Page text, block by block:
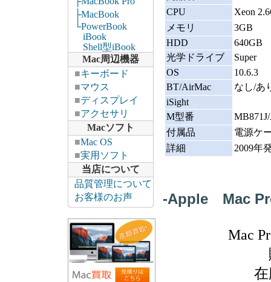
├MacBook
└PowerBook
iBook
Shell型iBook
Mac周辺機器
■キーボード
■マウス
■ディスプレイ
■アクセサリ
Macソフト
■Mac OS
■実用ソフト
当店について
品質管理について
お客様のお声
CPU
Xeon
メモリ
3GB
HDD
640GB
光学ドライブ
Super
OS
10.6.3
BT/AirMac
なし/あ
iSight
M型番
付属品
電源ケ
詳細
2009年
-Apple Mac
Mac